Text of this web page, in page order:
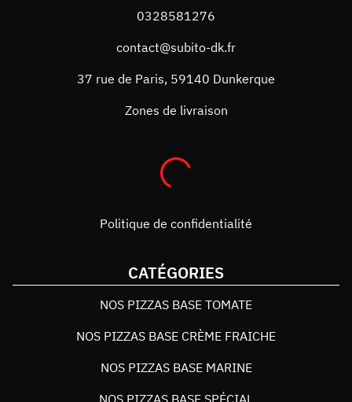
0328581276
contact@subito-dk.fr
37 rue de Paris, 59140 Dunkerque
Zones de livraison
Politique de confidentialité
CATÉGORIES
NOS PIZZAS BASE TOMATE
NOS PIZZAS BASE CRÈME FRAICHE
NOS PIZZAS BASE MARINE
NOS PIZZAS BASE SPÉCIAL